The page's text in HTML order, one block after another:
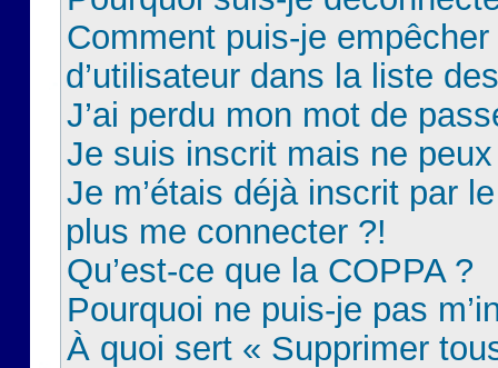
Comment puis-je
d’utilisateur dans la liste
J’ai perdu mon mot de
Je suis inscrit mais ne
Je m’étais déjà inscrit par
plus me connecter ?!
Qu’est-ce que la COPPA ?
Pourquoi ne puis-je pas
À quoi sert « Supprimer